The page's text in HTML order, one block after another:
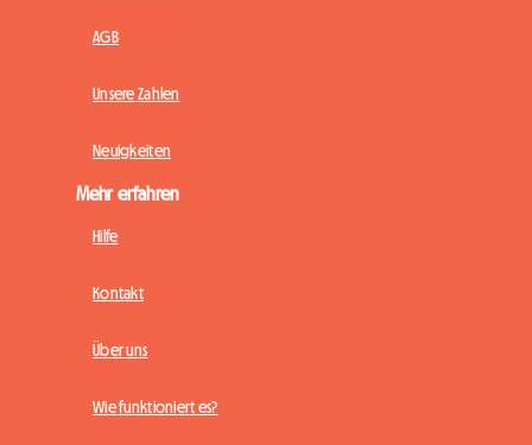
AGB
Unsere Zahlen
Neuigkeiten
Mehr erfahren
Hilfe
Kontakt
Über uns
Wie funktioniert es?